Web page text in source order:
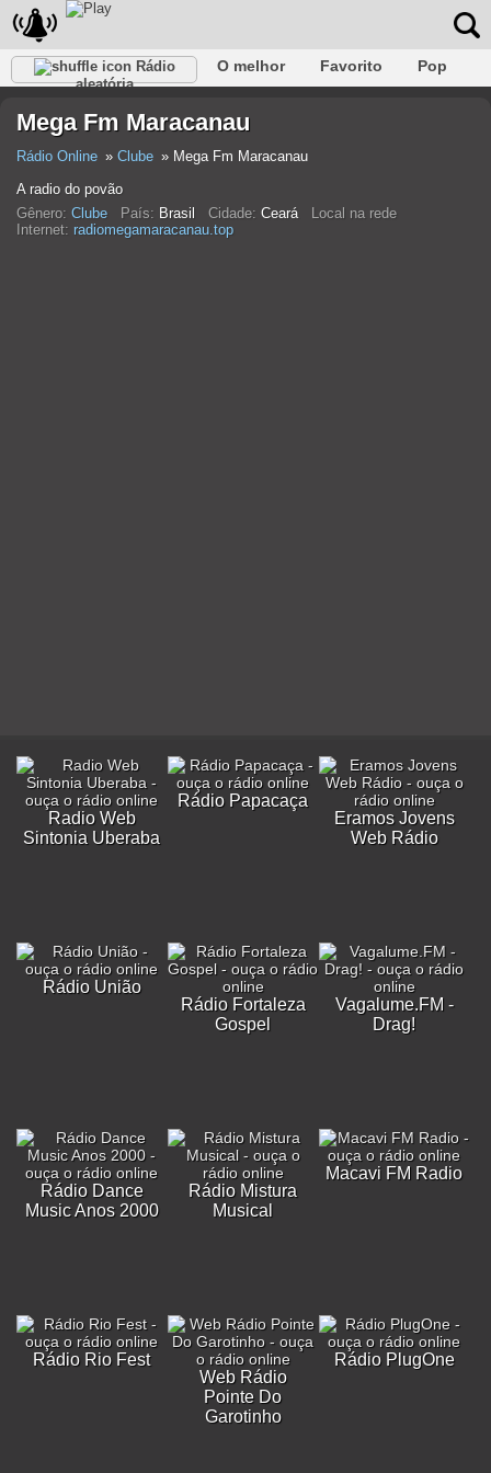
Rádio
aleatória
O melhor Favorito
Pop
Rap
Falk Jazz Bebê
Mega Fm Maracanau
Rádio Online Clube
Mega Fm Maracanau
A radio do povão
Gênero: Clube País: Brasil Cidade: Ceará
Local na rede
Internet: radiomegamaracanau.top
Radio Web
Sintonia Uberaba
Rádio Papacaça
Eramos Jovens
Web Rádio
Rádio União
Rádio Fortaleza
Gospel
Vagalume.FM -
Drag!
Rádio Dance
Music Anos 2000
Rádio Mistura
Musical
Macavi FM Radio
Rádio Rio Fest
Web Rádio
Pointe Do
Garotinho
Rádio PlugOne